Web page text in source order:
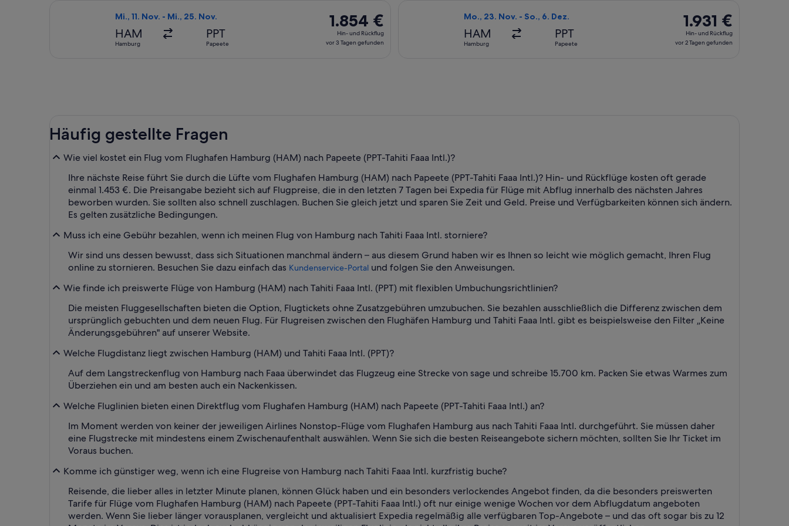
3 Tagen
gefunden
2 Tagen
gefunden
Mi., 11. Nov. - Mi., 25. Nov.
HAM
Hamburg
PPT
Papeete
1.854 €
Hin-
und
1.854 €
Hin- und Rückflug
vor 3 Tagen gefunden
Mo., 23. Nov. - So., 6. Dez.
HAM
Hamburg
PPT
Papeete
1.931 €
Hin-
und
1.931 €
Hin- und Rückflug
vor 2 Tagen gefunden
Häufig gestellte Fragen
Wie viel kostet ein Flug vom Flughafen Hamburg (HAM) nach Papeete (PPT-Tahiti Faaa Intl.)?
Ihre nächste Reise führt Sie durch die Lüfte vom Flughafen Hamburg (HAM) nach Papeete (PPT-Tahiti Faaa Intl.)? Hin- und Rückflüge kosten oft gerade
einmal 1.453 €. Die Preisangabe bezieht sich auf Flugpreise, die in den letzten 7 Tagen bei Expedia für Flüge mit Abflug innerhalb des nächsten Jahres
beworben wurden. Sie sollten also schnell zuschlagen. Buchen Sie gleich jetzt und sparen Sie Zeit und Geld. Preise und Verfügbarkeiten können sich ändern.
Es gelten zusätzliche Bedingungen.
Muss ich eine Gebühr bezahlen, wenn ich meinen Flug von Hamburg nach Tahiti Faaa Intl. storniere?
Wir sind uns dessen bewusst, dass sich Situationen manchmal ändern – aus diesem Grund haben wir es Ihnen so leicht wie möglich gemacht, Ihren Flug
online zu stornieren. Besuchen Sie dazu einfach das Kundenservice-Portal und folgen Sie den Anweisungen.
Wie finde ich preiswerte Flüge von Hamburg (HAM) nach Tahiti Faaa Intl. (PPT) mit flexiblen Umbuchungsrichtlinien?
Die meisten Fluggesellschaften bieten die Option, Flugtickets ohne Zusatzgebühren umzubuchen. Sie bezahlen ausschließlich die Differenz zwischen dem
ursprünglich gebuchten und dem neuen Flug. Für Flugreisen zwischen den Flughäfen Hamburg und Tahiti Faaa Intl. gibt es beispielsweise den Filter „Keine
Änderungsgebühren" auf unserer Website.
Welche Flugdistanz liegt zwischen Hamburg (HAM) und Tahiti Faaa Intl. (PPT)?
Auf dem Langstreckenflug von Hamburg nach Faaa überwindet das Flugzeug eine Strecke von sage und schreibe 15.700 km. Packen Sie etwas Warmes zum
Überziehen ein und am besten auch ein Nackenkissen.
Welche Fluglinien bieten einen Direktflug vom Flughafen Hamburg (HAM) nach Papeete (PPT-Tahiti Faaa Intl.) an?
Im Moment werden von keiner der jeweiligen Airlines Nonstop-Flüge vom Flughafen Hamburg aus nach Tahiti Faaa Intl. durchgeführt. Sie müssen daher
eine Flugstrecke mit mindestens einem Zwischenaufenthalt auswählen. Wenn Sie sich die besten Reiseangebote sichern möchten, sollten Sie Ihr Ticket im
Voraus buchen.
Komme ich günstiger weg, wenn ich eine Flugreise von Hamburg nach Tahiti Faaa Intl. kurzfristig buche?
Reisende, die lieber alles in letzter Minute planen, können Glück haben und ein besonders verlockendes Angebot finden, da die besonders preiswerten
Tarife für Flüge vom Flughafen Hamburg (HAM) nach Papeete (PPT-Tahiti Faaa Intl.) oft nur einige wenige Wochen vor dem Abflugdatum angeboten
werden. Wenn Sie lieber länger vorausplanen, vergleicht und aktualisiert Expedia regelmäßig alle verfügbaren Top-Angebote – und das oft sogar bis zu 12